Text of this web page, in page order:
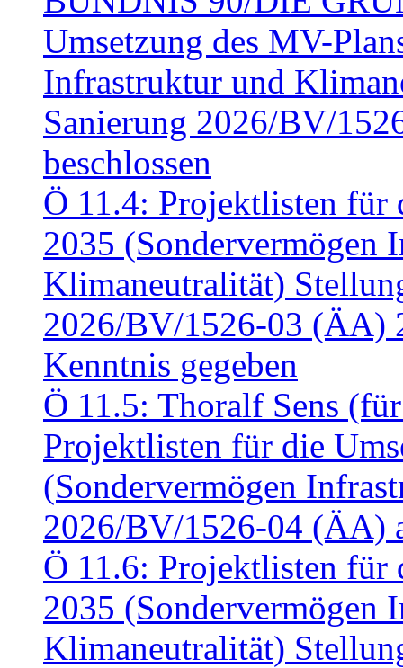
Umsetzung des MV-
Infrastruktur und
Sanierung 2026/BV/
beschlossen
Ö 11.4: Projektlisten für
2035 (Sondervermögen
Klimaneutralität)
2026/BV/1526-03 (ÄA)
Kenntnis gegeben
Ö 11.5: Thoralf Sens
Projektlisten für die
(Sondervermögen
2026/BV/1526-04 (ÄA)
Ö 11.6: Projektlisten für
2035 (Sondervermögen
Klimaneutralität)